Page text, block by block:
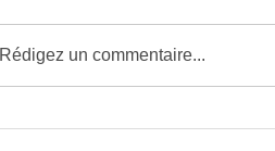
Rédigez un commentaire...